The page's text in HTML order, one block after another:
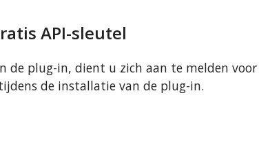
API-sleutel
plug-in, dient u zich aan te melden
de installatie van de plug-in.